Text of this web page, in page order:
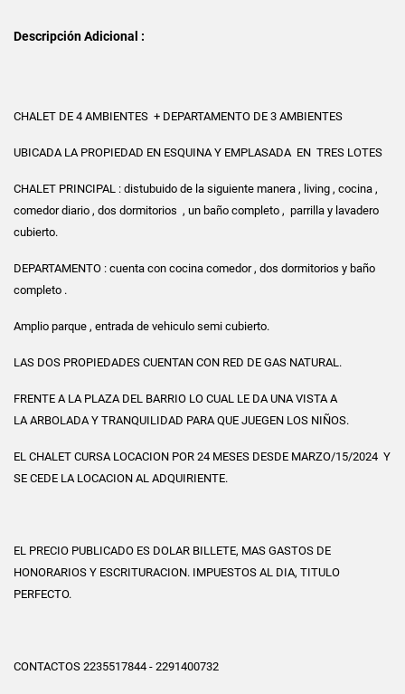
Descripción Adicional :
CHALET DE 4 AMBIENTES + DEPARTAMENTO DE 3 AMBIENTES
UBICADA LA PROPIEDAD EN ESQUINA Y EMPLASADA EN TRES LOTES
CHALET PRINCIPAL : distubuido de la siguiente manera , living , cocina ,
comedor diario , dos dormitorios , un baño completo , parrilla y lavadero
cubierto.
DEPARTAMENTO : cuenta con cocina comedor , dos dormitorios y baño
completo .
Amplio parque , entrada de vehiculo semi cubierto.
LAS DOS PROPIEDADES CUENTAN CON RED DE GAS NATURAL.
FRENTE A LA PLAZA DEL BARRIO LO CUAL LE DA UNA VISTA A
LA ARBOLADA Y TRANQUILIDAD PARA QUE JUEGEN LOS NIÑOS.
EL CHALET CURSA LOCACION POR 24 MESES DESDE MARZO/15/2024 Y
SE CEDE LA LOCACION AL ADQUIRIENTE.
EL PRECIO PUBLICADO ES DOLAR BILLETE, MAS GASTOS DE
HONORARIOS Y ESCRITURACION. IMPUESTOS AL DIA, TITULO
PERFECTO.
CONTACTOS 2235517844 - 2291400732